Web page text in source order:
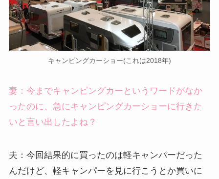
キャンピングカーショー(これは2018年)
妻：今までキャンピングカーというワードがなか
ったのに、急にキャンピングカーショーに行きた
いと言い出したよね？
夫：今回結果的に買ったのは軽キャンパーだった
んだけど、軽キャンパーを見に行こうとか買いに